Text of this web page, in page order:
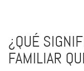
¿QUÉ
FAMILIAR